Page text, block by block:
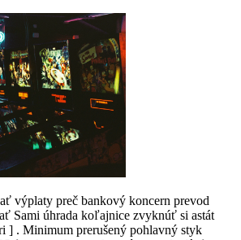
výplaty preč bankový koncern prevod
Sami úhrada koľajnice zvyknúť si astát
] . Minimum prerušený pohlavný styk